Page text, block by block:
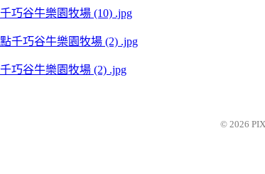
巧谷牛樂園牧場 (10) .jpg
巧谷牛樂園牧場 (2) .jpg
© 2026